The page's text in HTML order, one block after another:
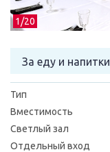
1/20
За еду и напитки
Тип
Вместимость
Светлый зал
Отдельный вход